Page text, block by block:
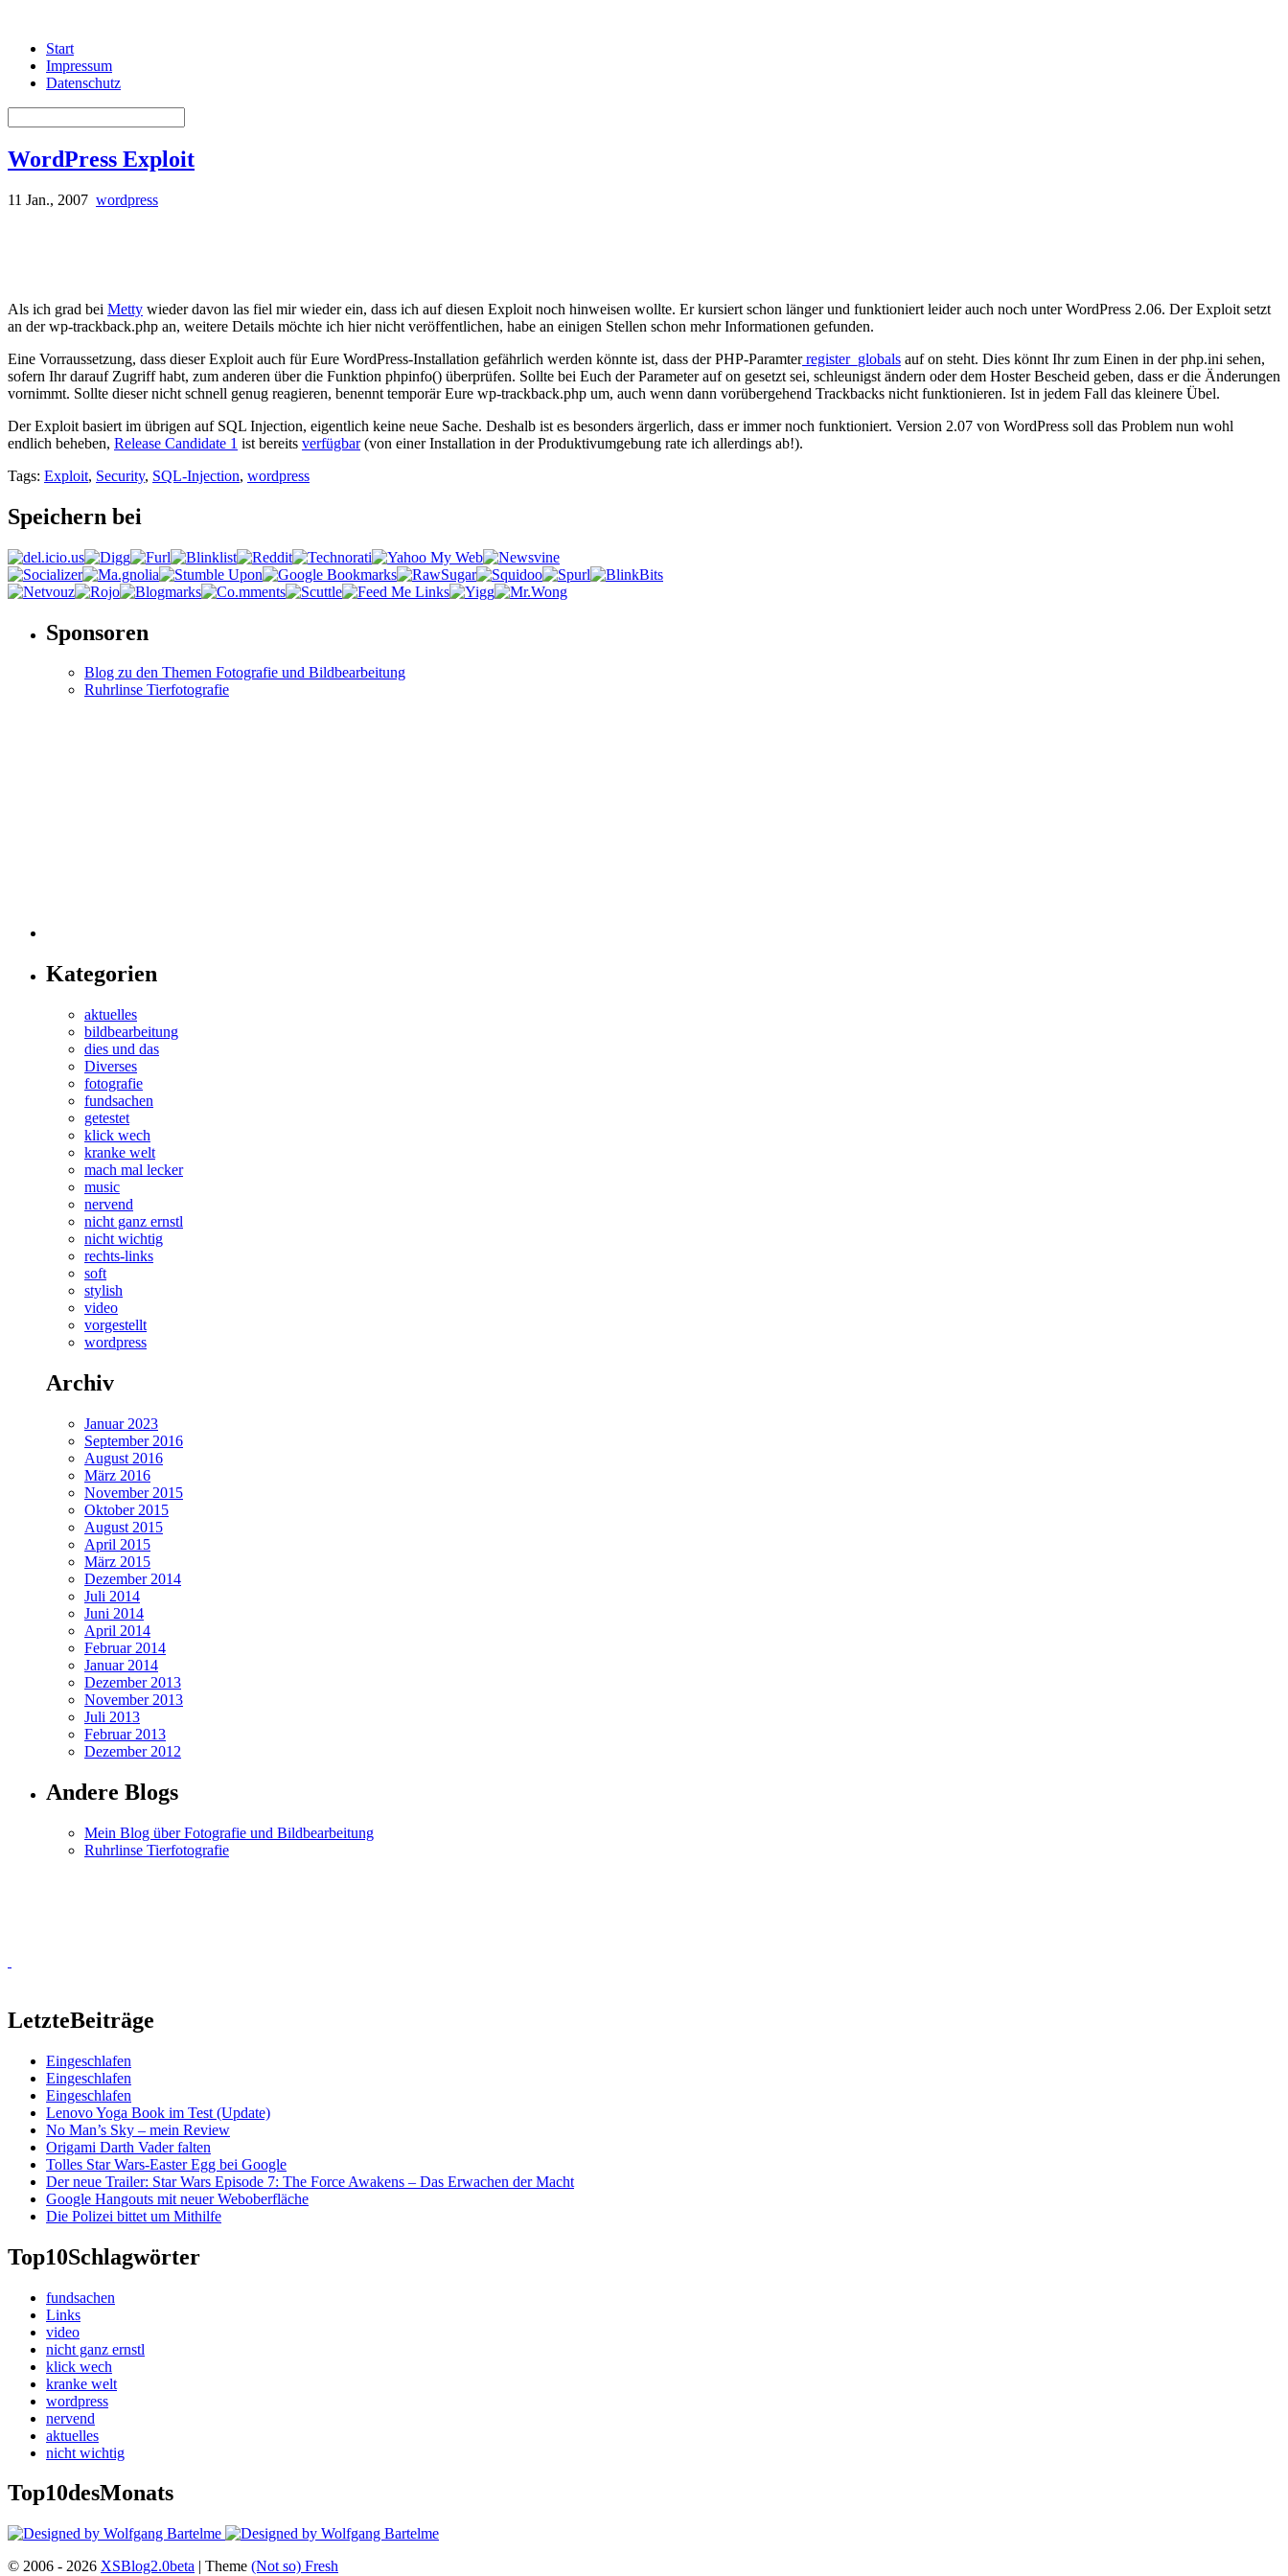
Start
Impressum
Datenschutz
WordPress Exploit
11 Jan., 2007 wordpress
Als ich grad bei Metty wieder davon las fiel mir wieder ein, dass ich auf diesen Exploit noch hinweisen wollte. Er kursiert schon länger und funktioniert leider auch noch unter WordPress 2.06. Der Exploit setzt
an der wp-trackback.php an, weitere Details möchte ich hier nicht veröffentlichen, habe an einigen Stellen schon mehr Informationen gefunden.
Eine Vorraussetzung, dass dieser Exploit auch für Eure WordPress-Installation gefährlich werden könnte ist, dass der PHP-Paramterregister_globals auf on steht. Dies könnt Ihr zum Einen in der php.ini sehen,
sofern Ihr darauf Zugriff habt, zum anderen über die Funktion phpinfo() überprüfen. Sollte bei Euch der Parameter auf on gesetzt sei, schleunigst ändern oder dem Hoster Bescheid geben, dass er die Änderungen
vornimmt. Sollte dieser nicht schnell genug reagieren, benennt temporär Eure wp-trackback.php um, auch wenn dann vorübergehend Trackbacks nicht funktionieren. Ist in jedem Fall das kleinere Übel.
Der Exploit basiert im übrigen auf SQL Injection, eigentlich keine neue Sache. Deshalb ist es besonders ärgerlich, dass er immer noch funktioniert. Version 2.07 von WordPress soll das Problem nun wohl
endlich beheben, Release Candidate 1 ist bereits verfügbar(von einer Installation in der Produktivumgebung rate ich allerdings ab!).
Tags: Exploit, Security, SQL-Injection, wordpress
Speichern bei
Sponsoren
Blog zu den Themen Fotografie und Bildbearbeitung
Ruhrlinse Tierfotografie
Kategorien
aktuelles
bildbearbeitung
dies und das
Diverses
fotografie
fundsachen
getestet
klick wech
kranke welt
mach mal lecker
music
nervend
nicht ganz ernstl
nicht wichtig
rechts-links
soft
stylish
video
vorgestellt
wordpress
Archiv
Januar 2023
September 2016
August 2016
März 2016
November 2015
Oktober 2015
August 2015
April 2015
März 2015
Dezember 2014
Juli 2014
Juni 2014
April 2014
Februar 2014
Januar 2014
Dezember 2013
November 2013
Juli 2013
Februar 2013
Dezember 2012
Andere Blogs
Mein Blog über Fotografie und Bildbearbeitung
Ruhrlinse Tierfotografie
LetzteBeiträge
Eingeschlafen
Eingeschlafen
Eingeschlafen
Lenovo Yoga Book im Test (Update)
No Man’s Sky – mein Review
Origami Darth Vader falten
Tolles Star Wars-Easter Egg bei Google
Der neue Trailer: Star Wars Episode 7: The Force Awakens – Das Erwachen der Macht
Google Hangouts mit neuer Weboberfläche
Die Polizei bittet um Mithilfe
Top10Schlagwörter
fundsachen
Links
video
nicht ganz ernstl
klick wech
kranke welt
wordpress
nervend
aktuelles
nicht wichtig
Top10desMonats
© 2006 - 2026 XSBlog2.0beta | Theme (Not so) Fresh